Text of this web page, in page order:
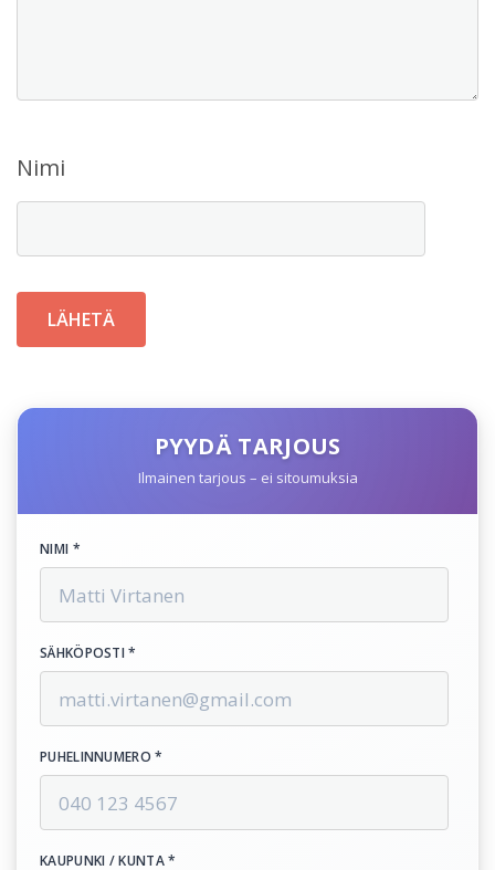
Nimi
PYYDÄ TARJOUS
Ilmainen tarjous – ei sitoumuksia
NIMI *
SÄHKÖPOSTI *
PUHELINNUMERO *
KAUPUNKI / KUNTA *